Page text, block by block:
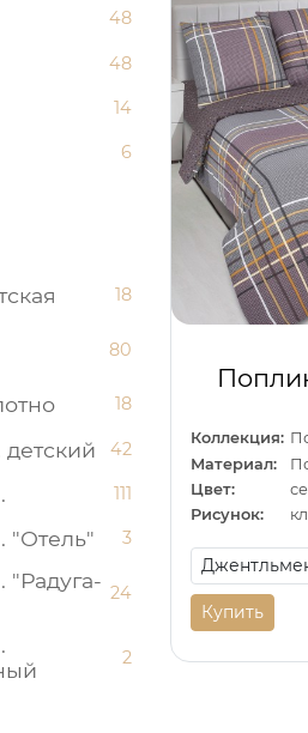
48
48
14
6
18
80
18
42
111
"Отель" 3
"Радуга- 24
2
Коллекция:
Материал:
Цвет:
Рисунок:
Купить